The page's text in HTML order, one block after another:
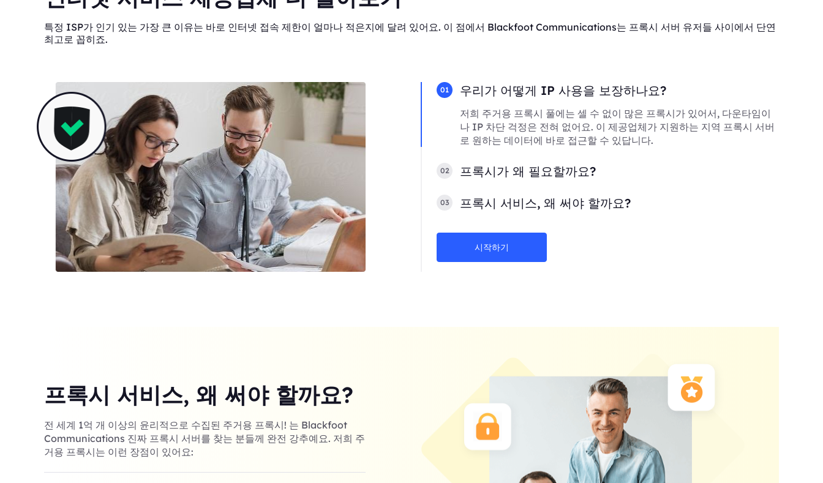
특정 ISP가 인기 있는 가장 큰 이유는 바로 인터넷 접속 제한이 얼마나 적은지에 달려 있어요. 이 점에서 Blackfoot Communications는 프록시 서버 유저들 사이에서 단연
최고로 꼽히죠.
01 우리가 어떻게 IP 사용을 보장하나요?
저희 주거용 프록시 풀에는 셀 수 없이 많은 프록시가 있어서, 다운타임이
나 IP 차단 걱정은 전혀 없어요. 이 제공업체가 지원하는 지역 프록시 서버
로 원하는 데이터에 바로 접근할 수 있답니다.
02 프록시가 왜 필요할까요?
03 프록시 서비스, 왜 써야 할까요?
시작하기
프록시 서비스, 왜 써야 할까요?
전 세계 1억 개 이상의 윤리적으로 수집된 주거용 프록시! 는 Blackfoot
Communications 진짜 프록시 서버를 찾는 분들께 완전 강추예요. 저희 주
거용 프록시는 이런 장점이 있어요: